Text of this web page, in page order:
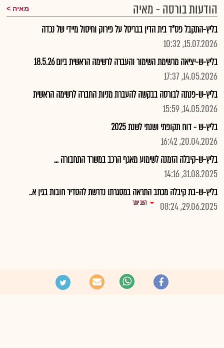
הודעות בורסה - מאיה
מאיה
בליץ-התקבל פס"ד בית הדין בבריסל על פירוק וחיסול מיידי של נכדה
15.07.2026, 10:32
בליץ-ש-יציאה מרשימת השימור והעברה לרשימה הראשית ביום 18.5.26
14.05.2026, 17:37
בליץ-ש-פנתה לבורסה בבקשה להעברת מניות החברה לרשימה הראשית
14.05.2026, 15:59
בליץ-ש - דוח תקופתי ושנתי לשנת 2025
20.04.2026, 16:42
בליץ-ש-קיבלה הזמנה לשימוע מאגף הרכב במשרד התחבורה ...
31.08.2025, 14:16
בליץ-ש-בת קיבלה מכתב התראה במסגרתו נדרשת להסדיר חובות בגין א..
29.06.2025, 08:24
הצג יותר